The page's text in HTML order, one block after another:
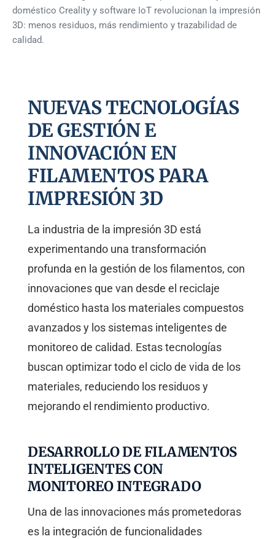
doméstico Creality y software IoT revolucionan la impresión
3D: menos residuos, más rendimiento y trazabilidad de
calidad.
NUEVAS TECNOLOGÍAS
DE GESTIÓN E
INNOVACIÓN EN
FILAMENTOS PARA
IMPRESIÓN 3D
La industria de la impresión 3D está
experimentando una transformación
profunda en la gestión de los filamentos, con
innovaciones que van desde el reciclaje
doméstico hasta los materiales compuestos
avanzados y los sistemas inteligentes de
monitoreo de calidad. Estas tecnologías
buscan optimizar todo el ciclo de vida de los
materiales, reduciendo los residuos y
mejorando el rendimiento productivo.
DESARROLLO DE FILAMENTOS
INTELIGENTES CON
MONITOREO INTEGRADO
Una de las innovaciones más prometedoras
es la integración de funcionalidades